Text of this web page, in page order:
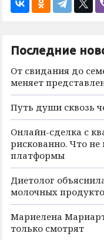
Последние
От свидания до
меняет
Путь души сквозь
Онлайн-сделка с
рискованно. Что
платформы
Диетолог
молочных
Мариелена
только смотрят